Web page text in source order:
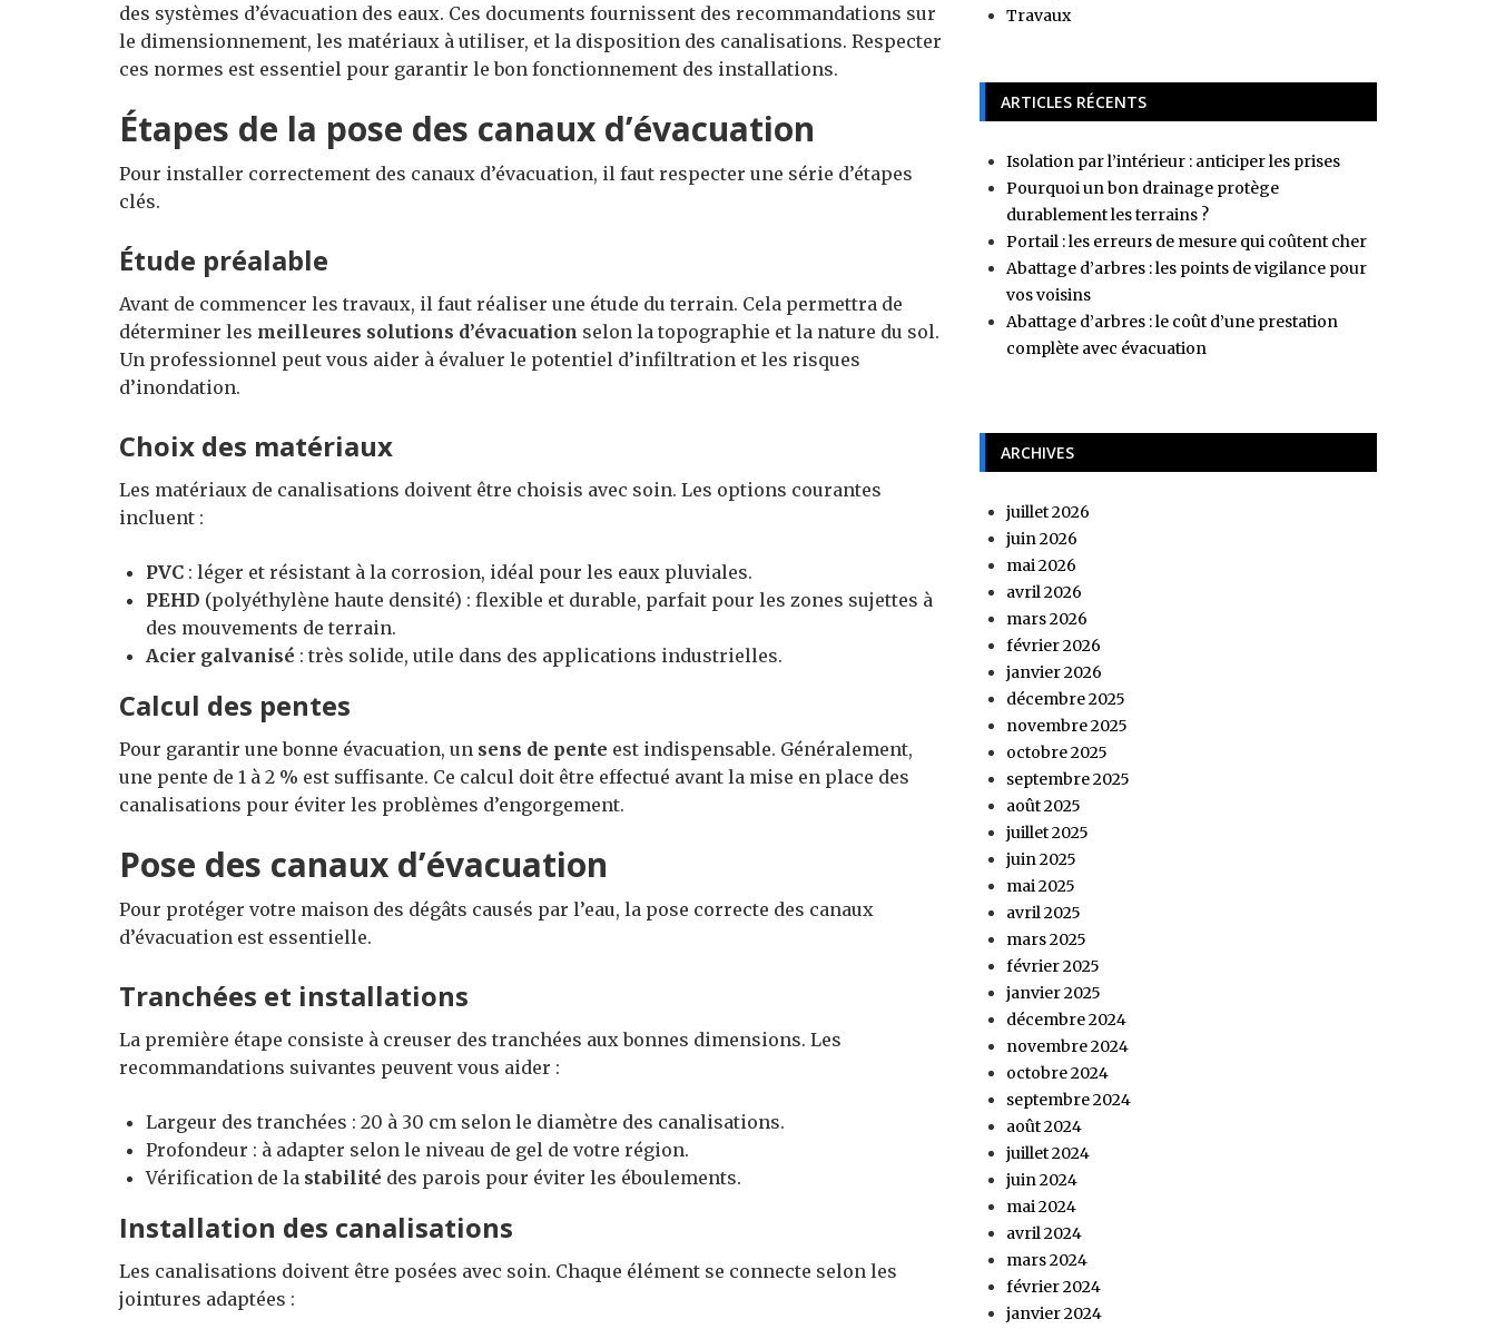
des systèmes d’évacuation des eaux. Ces documents fournissent des recommandations sur
le dimensionnement, les matériaux à utiliser, et la disposition des canalisations. Respecter
ces normes est essentiel pour garantir le bon fonctionnement des installations.
Étapes de la pose des canaux d’évacuation
Pour installer correctement des canaux d’évacuation, il faut respecter une série d’étapes
clés.
Étude préalable
Avant de commencer les travaux, il faut réaliser une étude du terrain. Cela permettra de
déterminer les meilleures solutions d’évacuation selon la topographie et la nature du sol.
Un professionnel peut vous aider à évaluer le potentiel d’infiltration et les risques
d’inondation.
Choix des matériaux
Les matériaux de canalisations doivent être choisis avec soin. Les options courantes
incluent :
PVC : léger et résistant à la corrosion, idéal pour les eaux pluviales.
PEHD (polyéthylène haute densité) : flexible et durable, parfait pour les zones sujettes à
des mouvements de terrain.
Acier galvanisé : très solide, utile dans des applications industrielles.
Calcul des pentes
Pour garantir une bonne évacuation, un sens de pente est indispensable. Généralement,
une pente de 1 à 2 % est suffisante. Ce calcul doit être effectué avant la mise en place des
canalisations pour éviter les problèmes d’engorgement.
Pose des canaux d’évacuation
Pour protéger votre maison des dégâts causés par l’eau, la pose correcte des canaux
d’évacuation est essentielle.
Tranchées et installations
La première étape consiste à creuser des tranchées aux bonnes dimensions. Les
recommandations suivantes peuvent vous aider :
Largeur des tranchées : 20 à 30 cm selon le diamètre des canalisations.
Profondeur : à adapter selon le niveau de gel de votre région.
Vérification de la stabilité des parois pour éviter les éboulements.
Installation des canalisations
Les canalisations doivent être posées avec soin. Chaque élément se connecte selon les
jointures adaptées :
Travaux
ARTICLES RÉCENTS
Isolation par l’intérieur : anticiper les prises
Pourquoi un bon drainage protège
durablement les terrains ?
Portail : les erreurs de mesure qui coûtent cher
Abattage d’arbres : les points de vigilance pour
vos voisins
Abattage d’arbres : le coût d’une prestation
complète avec évacuation
ARCHIVES
juillet 2026
juin 2026
mai 2026
avril 2026
mars 2026
février 2026
janvier 2026
décembre 2025
novembre 2025
octobre 2025
septembre 2025
août 2025
juillet 2025
juin 2025
mai 2025
avril 2025
mars 2025
février 2025
janvier 2025
décembre 2024
novembre 2024
octobre 2024
septembre 2024
août 2024
juillet 2024
juin 2024
mai 2024
avril 2024
mars 2024
février 2024
janvier 2024